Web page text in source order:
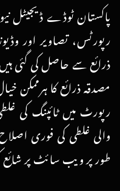
پاکستان ٹوڈے ڈیجیٹل
رپورٹس، تصاویر اور
ذرائع سے حاصل کی گئی
مصدقہ ذرائع کا ہرممکن
رپورٹ میں ٹائپنگ کی
والی غلطی کی فوری
طور پر ویب سائٹ پر